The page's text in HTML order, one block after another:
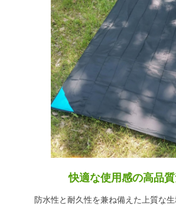
快適な使用感の高品
防水性と耐久性を兼ね備えた上質な